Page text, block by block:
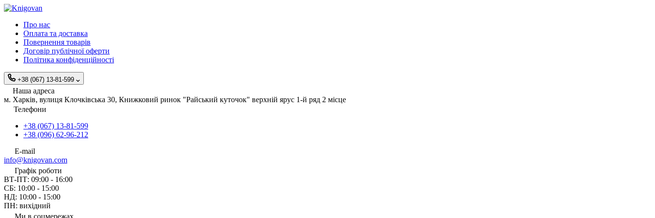
Про нас
Оплата та доставка
Повернення товарів
Договір публічної оферти
Політика конфіденційності
+38 (067) 13-81-599
Наша адреса
м. Харків, вулиця Клочківська 30, Книжковий ринок "Райський куточок" верхній ярус 1-й ряд 2 місце
Телефони
+38 (067) 13-81-599
+38 (096) 62-96-212
E-mail
info@knigovan.com
Графік роботи
ВТ-ПТ: 09:00 - 16:00
СБ: 10:00 - 15:00
НД: 10:00 - 15:00
ПН: вихідний
Ми в соцмережах